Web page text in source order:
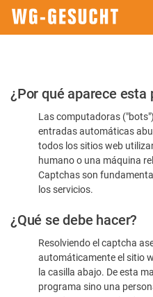
Por
favor,
confirme
humano
¿Por qué aparece esta
Las computadoras
entradas automáticas
todos los sitios web
humano o una máquina
Captchas son
los servicios.
¿Qué se debe hacer?
Resolviendo el captcha
automáticamente el sitio
la casilla abajo. De esta
programa sino una